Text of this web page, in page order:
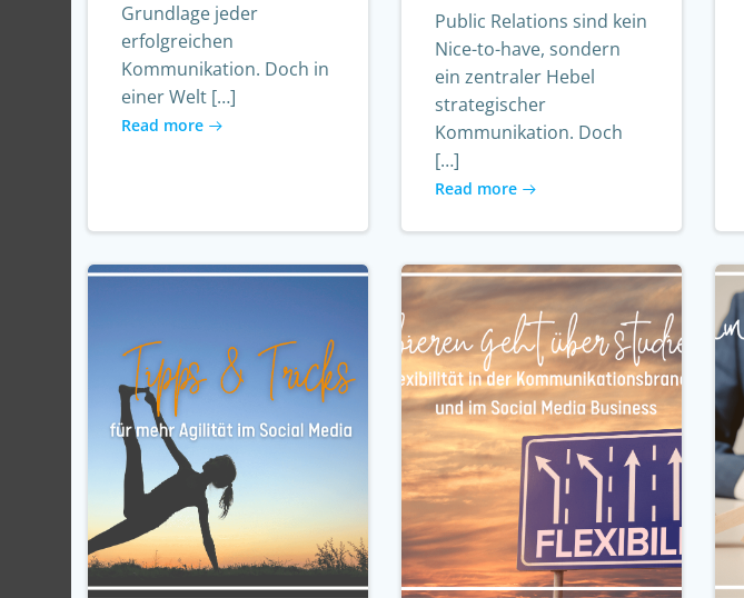
Grundlage jeder
erfolgreichen
Kommunikation. Doch in
einer Welt […]
Read more
Public Relations sind kein
Nice-to-have, sondern
ein zentraler Hebel
strategischer
Kommunikation. Doch
[…]
Read more